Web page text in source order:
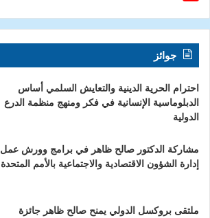
جوائز
احترام الحرية الدينية والتعايش السلمي أساس
الدبلوماسية الإنسانية في فكر ومنهج منظمة الدرع
الدولية
مشاركة الدكتور صالح ظاهر في برامج وورش عمل
إدارة الشؤون الاقتصادية والاجتماعية بالأمم المتحدة
ملتقى بروكسل الدولي يمنح صالح ظاهر جائزة